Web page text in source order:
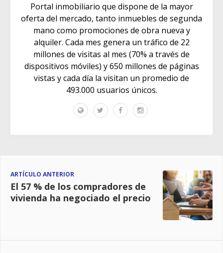
Portal inmobiliario que dispone de la mayor
oferta del mercado, tanto inmuebles de segunda
mano como promociones de obra nueva y
alquiler. Cada mes genera un tráfico de 22
millones de visitas al mes (70% a través de
dispositivos móviles) y 650 millones de páginas
vistas y cada día la visitan un promedio de
493.000 usuarios únicos.
ARTÍCULO ANTERIOR
El 57 % de los compradores de
vivienda ha negociado el precio